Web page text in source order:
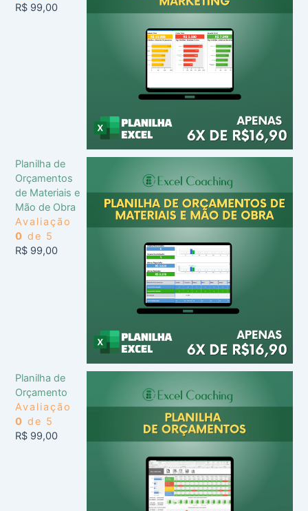
R$ 99,00
Planilha de
Orçamentos
de Materiais e
Mão de Obra
Avaliação
0 de 5
R$ 99,00
Planilha de
Orçamento
Avaliação
0 de 5
R$ 99,00